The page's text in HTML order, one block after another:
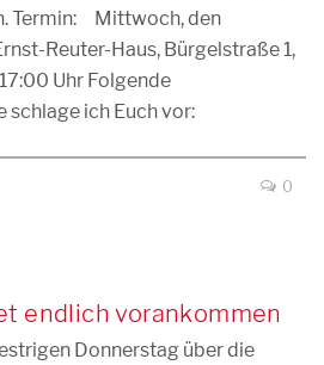
Termin: Mittwoch, den
Reuter-Haus, Bürgelstraße 1,
Uhr Folgende
ich Euch vor:
0
endlich vorankommen
Donnerstag über die